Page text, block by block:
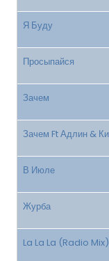
Я Буду
Просыпайся
Зачем
Зачем Ft Адлин &
В Июле
Журба
La La La (Radio Mix)